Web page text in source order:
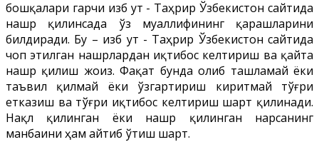
бошқалари гарчи Ҳизб ут - Таҳрир Ўзбекистон сайтида
нашр қилинсада ўз муаллифининг қарашларини
билдиради. Бу – Ҳизб ут - Таҳрир Ўзбекистон сайтида
чоп этилган нашрлардан иқтибос келтириш ва қайта
нашр қилиш жоиз. Фақат бунда олиб ташламай ёки
таъвил қилмай ёки ўзгартириш киритмай тўғри
етказиш ва тўғри иқтибос келтириш шарт қилинади.
Нақл қилинган ёки нашр қилинган нарсанинг
манбаини ҳам айтиб ўтиш шарт.